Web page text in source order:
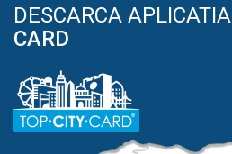
DESCARCA APLICATIA
CARD